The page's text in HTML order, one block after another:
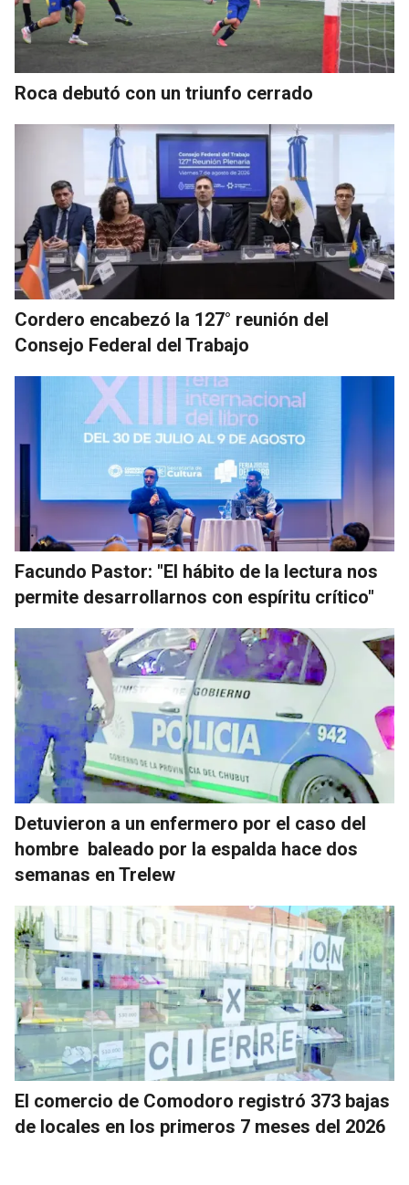
Roca debutó con un triunfo cerrado
Cordero encabezó la 127° reunión del
Consejo Federal del Trabajo
Facundo Pastor: "El hábito de la lectura nos
permite desarrollarnos con espíritu crítico"
Detuvieron a un enfermero por el caso del
hombre baleado por la espalda hace dos
semanas en Trelew
El comercio de Comodoro registró 373 bajas
de locales en los primeros 7 meses del 2026